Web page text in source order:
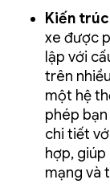
Kiến
xe được
lập với
trên
một hệ
phép
chi tiết
hợp,
mạng và